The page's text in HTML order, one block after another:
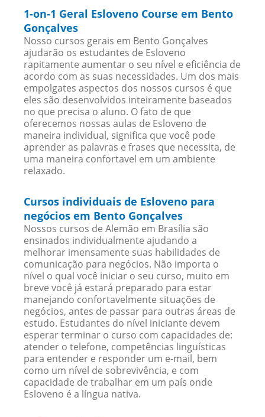
1-on-1 Geral Esloveno Course em Bento
Gonçalves
Nosso cursos gerais em Bento Gonçalves
ajudarão os estudantes de Esloveno
rapitamente aumentar o seu nível e eficiência de
acordo com as suas necessidades. Um dos mais
empolgates aspectos dos nossos cursos é que
eles são desenvolvidos inteiramente baseados
no que precisa o aluno. O fato de que
oferecemos nossas aulas de Esloveno de
maneira individual, significa que você pode
aprender as palavras e frases que necessita, de
uma maneira confortavel em um ambiente
relaxado.
Cursos individuais de Esloveno para
negócios em Bento Gonçalves
Nossos cursos de Alemão em Brasília são
ensinados individualmente ajudando a
melhorar imensamente suas habilidades de
comunicação para negócios. Não importa o
nível o qual você iniciar o seu curso, muito em
breve você já estará preparado para estar
manejando confortavelmente situações de
negócios, antes de passar para outras áreas de
estudo. Estudantes do nível iniciante devem
esperar terminar o curso com capacidades de:
atender o telefone, competências linguísticas
para entender e responder um e-mail, bem
como um nível de sobrevivência, e com
capacidade de trabalhar em um país onde
Esloveno é a língua nativa.